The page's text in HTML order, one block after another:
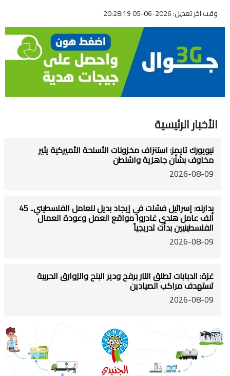
وقت آخر تعديل: 2026-06-05 20:28:19
الأخبار الرئيسية
نيويورك تايمز: استنزاف مخزونات الأسلحة الأميركية يثير
مخاوف بشأن جاهزية واشنطن
2026-08-09
بدارنه: إسرائيل فشلت في إيجاد بديل للعامل الفلسطيني.. 45
ألف عامل هندي غادروا مواقع العمل وعودة العمال
الفلسطينيين بدأت تدريجياً
2026-08-09
غزة: الدبابات تطلق النار برفح ودير البلح والزوارق الحربية
تستهدف مراكب الصيادين
2026-08-09